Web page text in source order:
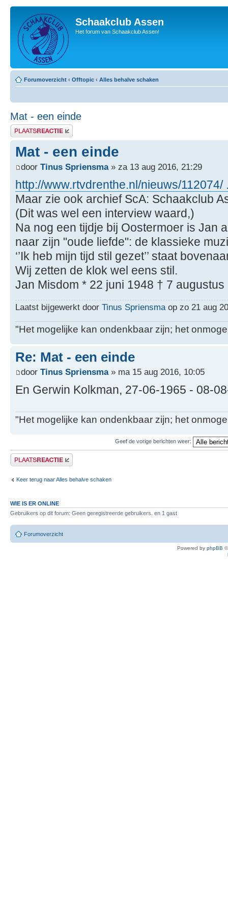
Schaakclub Assen
Het forum van Schaakclub Assen!
Forumoverzicht ‹ Offtopic ‹ Alles behalve schaken
Mat - een einde
Plaats een reactie
Mat - een einde
door Tinus Spriensma» za 13 aug 2016, 21:29
http://www.rtvdrenthe.nl/nieuws/112074/
Maar zie ook archief ScA: Schaakclub
(Dit was wel een interview waard,)
Na nog een tijdje bij Oostermoer is Jan
naar zijn "oude liefde": de klassieke
‘’Ik heb mijn tijd stil gezet’’ staat
Wij zetten de klok wel eens stil.
Jan Misdom * 22 juni 1948 † 7 augustus
Laatst bijgewerkt door Tinus Spriensmaop zo 21 aug
"Het mogelijke kan ondenkbaar zijn; het
Re: Mat - een einde
door Tinus Spriensma» ma 15 aug 2016, 10:05
En Gerwin Kolkman, 27-06-1965 - 08-
"Het mogelijke kan ondenkbaar zijn; het
Geef de vorige berichten weer:
Plaats een reactie
Keer terug naar Alles behalve schaken
WIE IS ER ONLINE
Gebruikers op dit forum: Geen geregistreerde gebruikers. en 1 gast
Forumoverzicht
Powered by phpBB